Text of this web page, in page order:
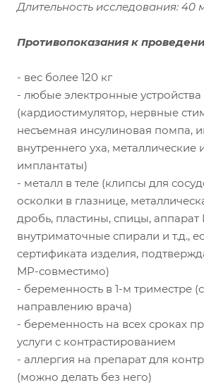
Длительность исследования: 40
Противопоказания к
- вес более 120 кг
- любые электронные устройства
(кардиостимулятор, нервные
несъемная инсулиновая помпа,
внутреннего уха, металлические
имплантаты)
- металл в теле (клипсы для
осколки в глазнице,
дробь, пластины, спицы, аппарат
внутриматочные спирали и т.д.,
сертификата изделия,
МР-совместимо)
- беременность в 1-м триместре
направлению врача)
- беременность на всех сроках
услуги с контрастированием
- аллергия на препарат для
(можно делать без него)